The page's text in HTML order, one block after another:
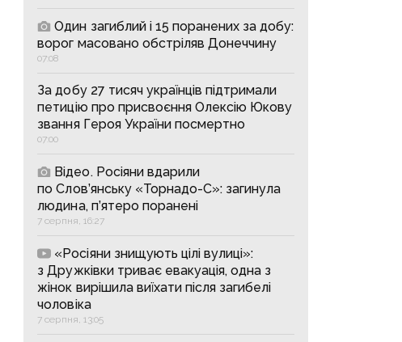
Один загиблий і 15 поранених за добу:
ворог масовано обстріляв Донеччину
07:08
За добу 27 тисяч українців підтримали
петицію про присвоєння Олексію Юкову
звання Героя України посмертно
07:00
Відео. Росіяни вдарили
по Слов’янську «Торнадо-С»: загинула
людина, п’ятеро поранені
7 серпня, 16:27
«Росіяни знищують цілі вулиці»:
з Дружківки триває евакуація, одна з
жінок вирішила виїхати після загибелі
чоловіка
7 серпня, 13:05